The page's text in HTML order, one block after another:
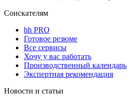
Соискателям
hh PRO
Готовое резюме
Все сервисы
Хочу у вас работать
Производственный календарь
Экспертная рекомендация
Новости и статьи